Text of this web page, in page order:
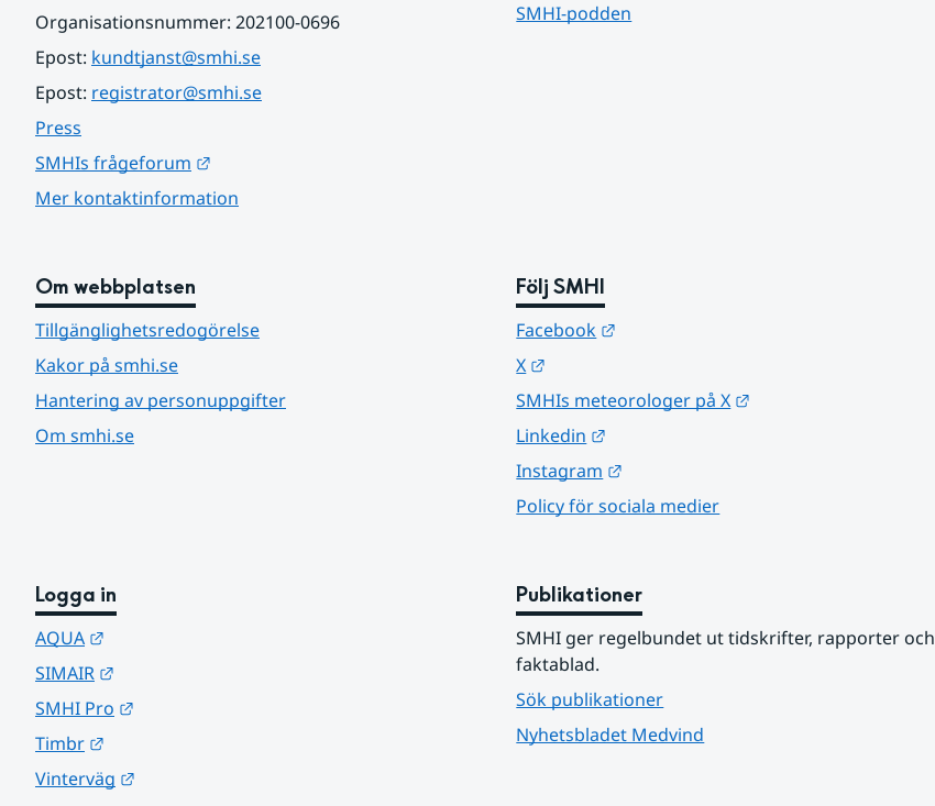
Organisationsnummer: 202100-0696
Epost: kundtjanst@smhi.se
Epost: registrator@smhi.se
Press
SMHIs frågeforum
Mer kontaktinformation
SMHI-podden
Om webbplatsen
Tillgänglighetsredogörelse
Kakor på smhi.se
Hantering av personuppgifter
Om smhi.se
Följ SMHI
Facebook
X
SMHIs meteorologer på X
Linkedin
Instagram
Policy för sociala medier
Logga in
AQUA
SIMAIR
SMHI Pro
Timbr
Vinterväg
Publikationer
SMHI ger regelbundet ut tidskrifter, rapporter och
faktablad.
Sök publikationer
Nyhetsbladet Medvind